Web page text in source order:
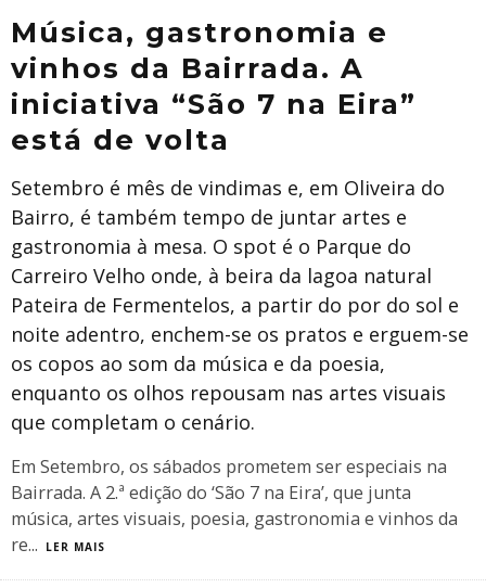
Música, gastronomia e
vinhos da Bairrada. A
iniciativa “São 7 na Eira”
está de volta
Setembro é mês de vindimas e, em Oliveira do
Bairro, é também tempo de juntar artes e
gastronomia à mesa. O spot é o Parque do
Carreiro Velho onde, à beira da lagoa natural
Pateira de Fermentelos, a partir do por do sol e
noite adentro, enchem-se os pratos e erguem-se
os copos ao som da música e da poesia,
enquanto os olhos repousam nas artes visuais
que completam o cenário.
Em Setembro, os sábados prometem ser especiais na
Bairrada. A 2.ª edição do ‘São 7 na Eira’, que junta
música, artes visuais, poesia, gastronomia e vinhos da
re... LER MAIS